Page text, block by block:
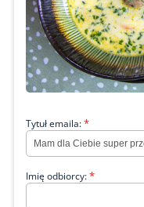
Tytuł emaila:*
Imię odbiorcy:*